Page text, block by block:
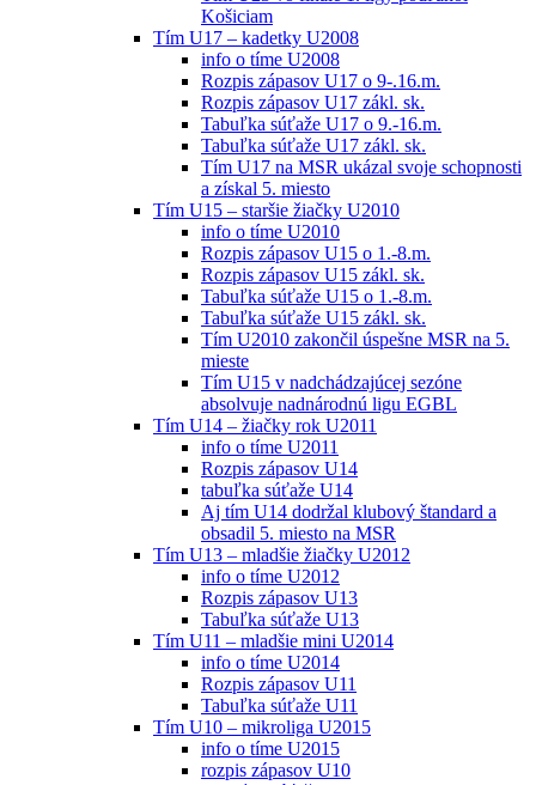
Košiciam
Tím U17 – kadetky U2008
info o tíme U2008
Rozpis zápasov U17 o 9-.16.m.
Rozpis zápasov U17 zákl. sk.
Tabuľka súťaže U17 o 9.-16.m.
Tabuľka súťaže U17 zákl. sk.
Tím U17 na MSR ukázal svoje schopnosti
a získal 5. miesto
Tím U15 – staršie žiačky U2010
info o tíme U2010
Rozpis zápasov U15 o 1.-8.m.
Rozpis zápasov U15 zákl. sk.
Tabuľka súťaže U15 o 1.-8.m.
Tabuľka súťaže U15 zákl. sk.
Tím U2010 zakončil úspešne MSR na 5.
mieste
Tím U15 v nadchádzajúcej sezóne
absolvuje nadnárodnú ligu EGBL
Tím U14 – žiačky rok U2011
info o tíme U2011
Rozpis zápasov U14
tabuľka súťaže U14
Aj tím U14 dodržal klubový štandard a
obsadil 5. miesto na MSR
Tím U13 – mladšie žiačky U2012
info o tíme U2012
Rozpis zápasov U13
Tabuľka súťaže U13
Tím U11 – mladšie mini U2014
info o tíme U2014
Rozpis zápasov U11
Tabuľka súťaže U11
Tím U10 – mikroliga U2015
info o tíme U2015
rozpis zápasov U10